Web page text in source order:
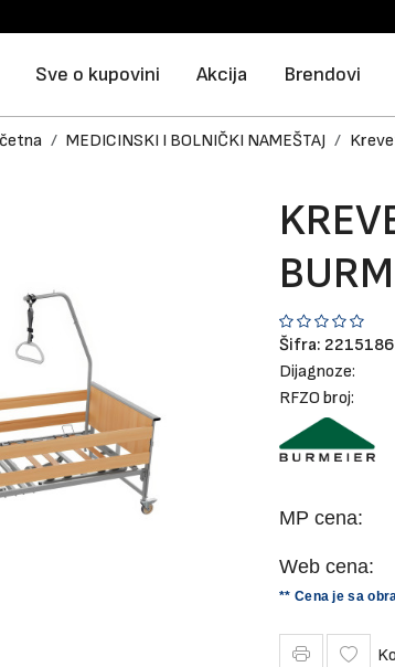
Sve o kupovini Akcija Brendovi
MEDICINSKI I BOLNIČKI NAMEŠTAJ
Šifra: 2215186
Dijagnoze:
RFZO broj:
MP cena:
Web cena:
** Cena je sa